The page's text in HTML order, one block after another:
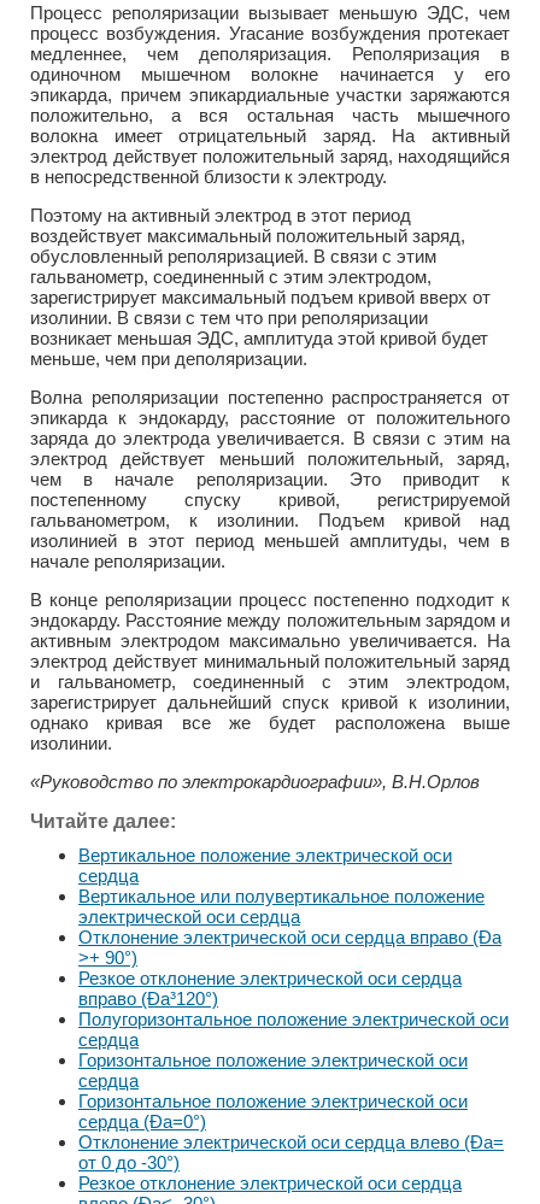
Процесс реполяризации вызывает меньшую ЭДС, чем
процесс возбуждения. Угасание возбуждения протекает
медленнее, чем деполяризация. Реполяризация в
одиночном мышечном волокне начинается у его
эпикарда, причем эпикардиальные участки заряжаются
положительно, а вся остальная часть мышечного
волокна имеет отрицательный заряд. На активный
электрод действует положительный заряд, находящийся
в непосредственной близости к электроду.
Поэтому на активный электрод в этот период
воздействует максимальный положительный заряд,
обусловленный реполяризацией. В связи с этим
гальванометр, соединенный с этим электродом,
зарегистрирует максимальный подъем кривой вверх от
изолинии. В связи с тем что при реполяризации
возникает меньшая ЭДС, амплитуда этой кривой будет
меньше, чем при деполяризации.
Волна реполяризации постепенно распространяется от
эпикарда к эндокарду, расстояние от положительного
заряда до электрода увеличивается. В связи с этим на
электрод действует меньший положительный, заряд,
чем в начале реполяризации. Это приводит к
постепенному спуску кривой, регистрируемой
гальванометром, к изолинии. Подъем кривой над
изолинией в этот период меньшей амплитуды, чем в
начале реполяризации.
В конце реполяризации процесс постепенно подходит к
эндокарду. Расстояние между положительным зарядом и
активным электродом максимально увеличивается. На
электрод действует минимальный положительный заряд
и гальванометр, соединенный с этим электродом,
зарегистрирует дальнейший спуск кривой к изолинии,
однако кривая все же будет расположена выше
изолинии.
«Руководство по электрокардиографии», В.Н.Орлов
Читайте далее:
Вертикальное положение электрической оси
сердца
Вертикальное или полувертикальное положение
электрической оси сердца
Отклонение электрической оси сердца вправо (Ða
>+ 90°)
Резкое отклонение электрической оси сердца
вправо (Ða³120°)
Полугоризонтальное положение электрической оси
сердца
Горизонтальное положение электрической оси
сердца
Горизонтальное положение электрической оси
сердца (Ða=0°)
Отклонение электрической оси сердца влево (Ða=
от 0 до -30°)
Резкое отклонение электрической оси сердца